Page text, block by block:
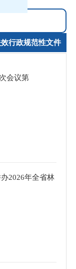
行政规范性文件
会议第
2026年全省林